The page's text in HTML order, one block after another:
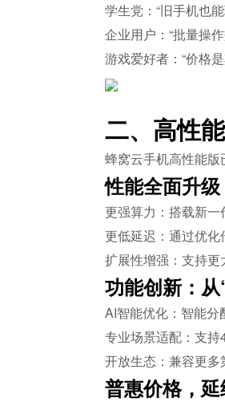
学生党：“旧手机也
企业用户：“批量操
游戏爱好者：“价格
二、高性
蜂窝云手机高性能版
性能全面升
更强算力：搭载新一
更低延迟：通过优化
扩展性增强：支持更
功能创新：
AI智能优化：智能分
专业场景适配：支持
开放生态：兼容更多
普惠价格，